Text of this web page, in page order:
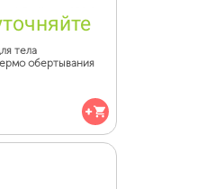
тела
обертывания